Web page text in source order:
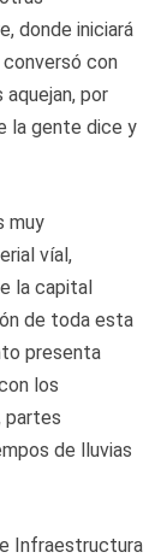
donde iniciará
con
por
la gente dice y
muy
víal,
la capital
de toda esta
presenta
los
partes
de lluvias
Infraestructura